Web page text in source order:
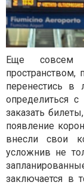
Еще совсем
перенестись в
определиться
заказать
появление
внесли свои
усложнив не
заключается в